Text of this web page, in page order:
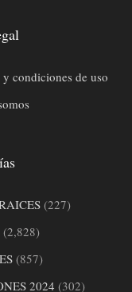
condiciones de uso
(227)
(2,828)
(857)
2024 (302)